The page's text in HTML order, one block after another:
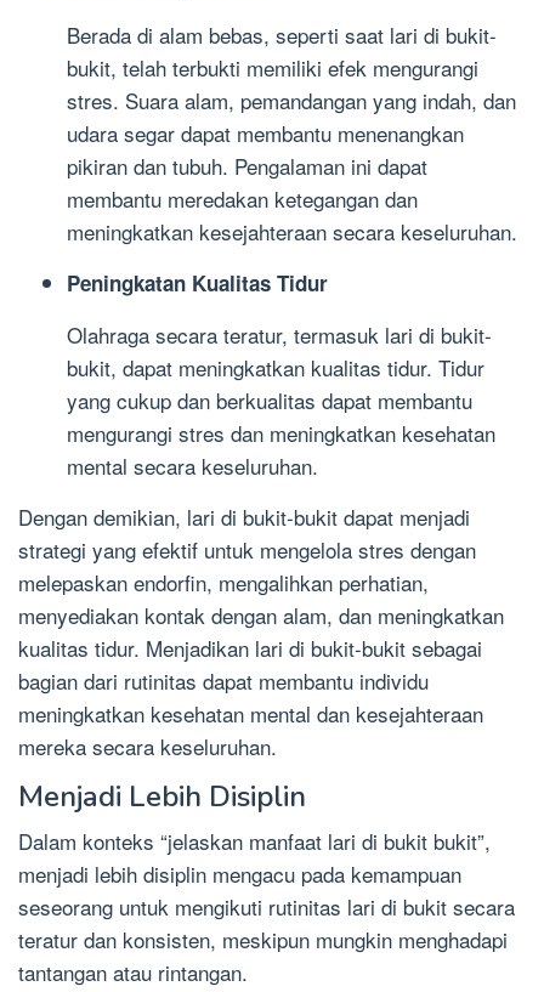
Berada di alam bebas, seperti saat lari di bukit-
bukit, telah terbukti memiliki efek mengurangi
stres. Suara alam, pemandangan yang indah, dan
udara segar dapat membantu menenangkan
pikiran dan tubuh. Pengalaman ini dapat
membantu meredakan ketegangan dan
meningkatkan kesejahteraan secara keseluruhan.
Peningkatan Kualitas Tidur
Olahraga secara teratur, termasuk lari di bukit-
bukit, dapat meningkatkan kualitas tidur. Tidur
yang cukup dan berkualitas dapat membantu
mengurangi stres dan meningkatkan kesehatan
mental secara keseluruhan.
Dengan demikian, lari di bukit-bukit dapat menjadi
strategi yang efektif untuk mengelola stres dengan
melepaskan endorfin, mengalihkan perhatian,
menyediakan kontak dengan alam, dan meningkatkan
kualitas tidur. Menjadikan lari di bukit-bukit sebagai
bagian dari rutinitas dapat membantu individu
meningkatkan kesehatan mental dan kesejahteraan
mereka secara keseluruhan.
Menjadi Lebih Disiplin
Dalam konteks “jelaskan manfaat lari di bukit bukit”,
menjadi lebih disiplin mengacu pada kemampuan
seseorang untuk mengikuti rutinitas lari di bukit secara
teratur dan konsisten, meskipun mungkin menghadapi
tantangan atau rintangan.